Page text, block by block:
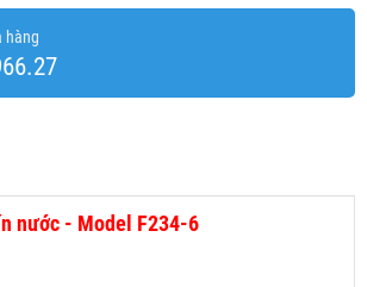
hàng
nước - Model F234-6